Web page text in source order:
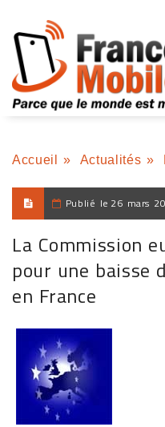
Accueil » Actualités »
Publié le 26 mars
La Commission
pour une baisse
en France